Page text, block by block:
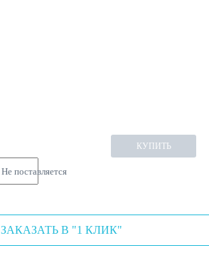
КУПИТЬ
Не поставляется
ЗАКАЗАТЬ В "1 КЛИК"